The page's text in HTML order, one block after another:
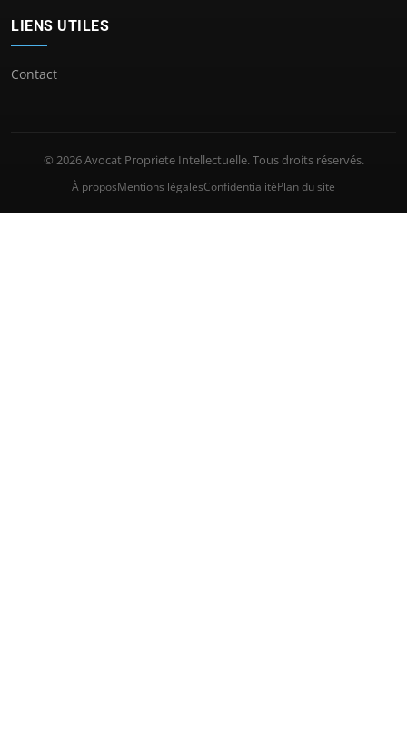
LIENS UTILES
Contact
© 2026 Avocat Propriete Intellectuelle. Tous droits réservés.
À proposMentions légalesConfidentialitéPlan du site